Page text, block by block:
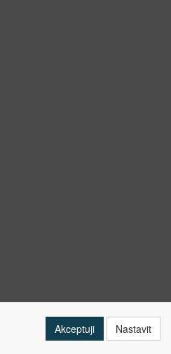
Akceptuji Nastavit